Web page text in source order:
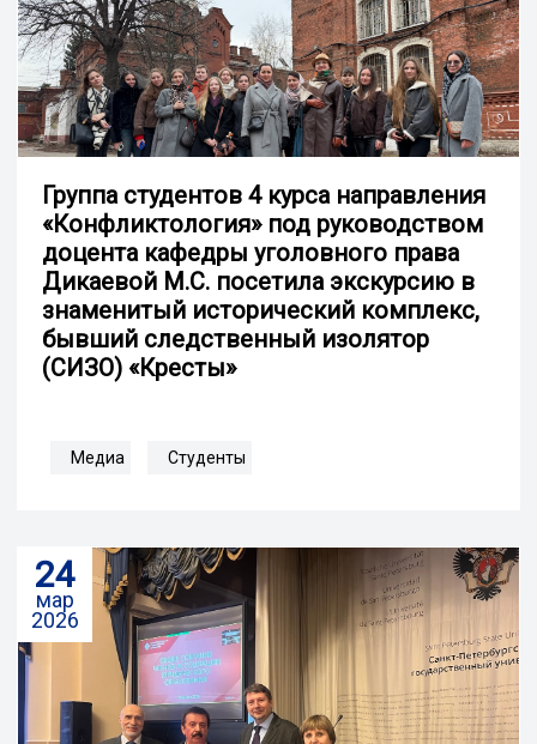
Группа студентов 4 курса направления
«Конфликтология» под руководством
доцента кафедры уголовного права
Дикаевой М.С. посетила экскурсию в
знаменитый исторический комплекс,
бывший следственный изолятор
(СИЗО) «Кресты»
Медиа Студенты
24
мар
2026